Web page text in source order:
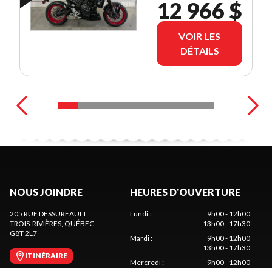
12 966 $
VOIR LES
DÉTAILS
NOUS JOINDRE
205 RUE DESSUREAULT
TROIS-RIVIÈRES , QUÉBEC
G8T 2L7
ITINÉRAIRE
HEURES D'OUVERTURE
Lundi:
9h00 - 12h00
13h00 - 17h30
Mardi:
9h00 - 12h00
13h00 - 17h30
Mercredi:
9h00 - 12h00